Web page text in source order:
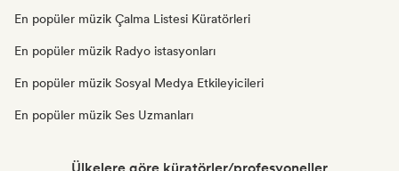
En popüler müzik Çalma Listesi Küratörleri
En popüler müzik Radyo istasyonları
En popüler müzik Sosyal Medya Etkileyicileri
En popüler müzik Ses Uzmanları